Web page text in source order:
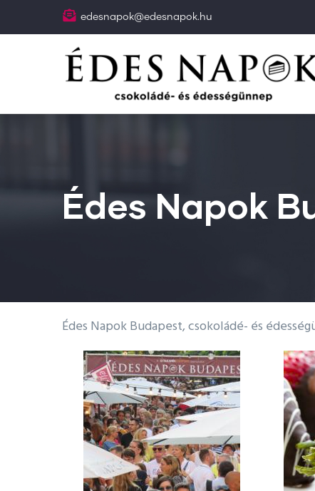
a
edesnapok@edesnapok.hu
Édes Napok
Édes Napok Budapest, csokoládé- és